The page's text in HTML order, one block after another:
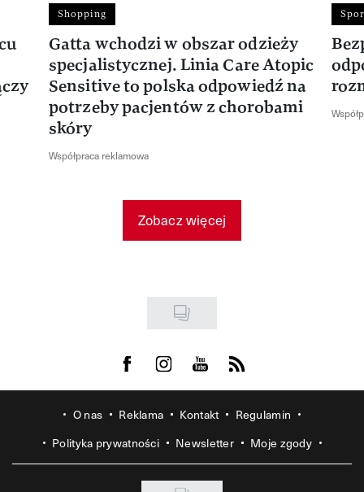
Shopping
Gatta wchodzi w obszar odzieży
specjalistycznej. Linia Care Atopic
Sensitive to polska odpowiedź na
potrzeby pacjentów z chorobami
skóry
Współpraca reklamowa
Zobacz więcej
Visit us on Facebook
Visit us on Instagram
Visit us on Youtube
Visit us on Rss
O nas Reklama Kontakt
Regulamin
Polityka prywatności
Newsletter Moje zgody